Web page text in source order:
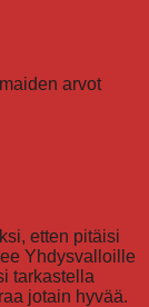
arvot
etten pitäisi
Yhdysvalloille
tarkastella
jotain hyvää.